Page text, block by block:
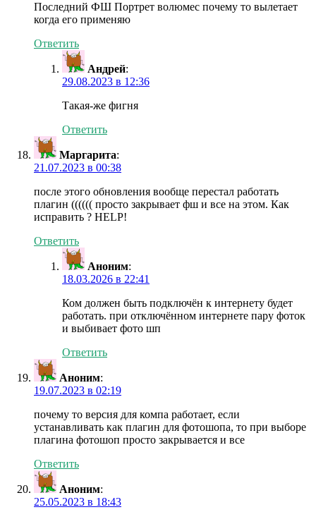
Последний ФШ Портрет волюмес почему то вылетает
когда его применяю
Ответить
Андрей:
29.08.2023 в 12:36
Такая-же фигня
Ответить
Маргарита:
21.07.2023 в 00:38
после этого обновления вообще перестал работать
плагин (((((( просто закрывает фш и все на этом. Как
исправить ? HELP!
Ответить
Аноним:
18.03.2026 в 22:41
Ком должен быть подключён к интернету будет
работать. при отключённом интернете пару фоток
и выбивает фото шп
Ответить
Аноним:
19.07.2023 в 02:19
почему то версия для компа работает, если
устанавливать как плагин для фотошопа, то при выборе
плагина фотошоп просто закрывается и все
Ответить
Аноним:
25.05.2023 в 18:43